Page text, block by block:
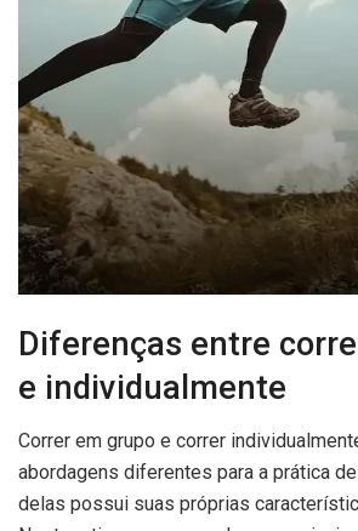
Diferenças entre
e individualmente
Correr em grupo e correr
abordagens diferentes para a prática
delas possui suas próprias